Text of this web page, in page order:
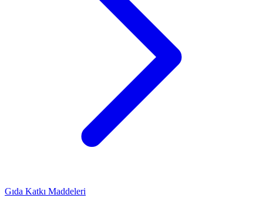
Gıda Katkı Maddeleri